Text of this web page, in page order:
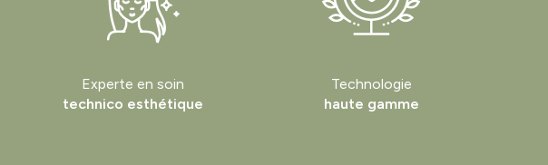
Experte en soin
technico esthétique
Technologie
haute gamme